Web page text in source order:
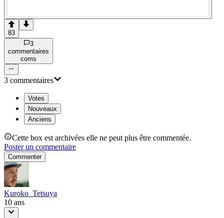
83
3
commentaires
coms
3 commentaires
Votes
Nouveaux
Anciens
Cette box est archivées elle ne peut plus être commentée.
Poster un commentaire
Commenter
Kuroko_Tetsuya
10 ans